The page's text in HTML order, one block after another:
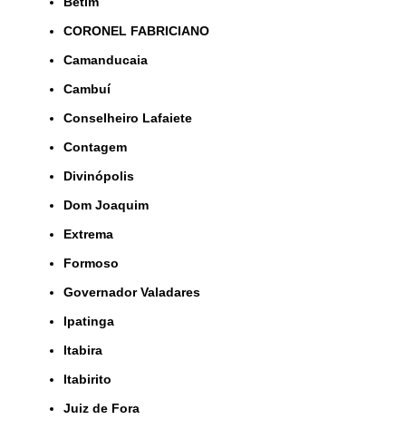
CORONEL FABRICIANO
Camanducaia
Cambuí
Conselheiro Lafaiete
Contagem
Divinópolis
Dom Joaquim
Extrema
Formoso
Governador Valadares
Ipatinga
Itabira
Itabirito
Juiz de Fora